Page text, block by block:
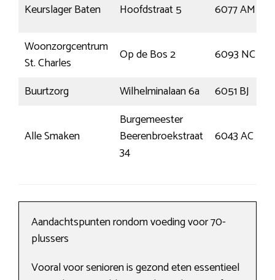
Keurslager Baten
Hoofdstraat 5
6077 AM
Woonzorgcentrum
St. Charles
Op de Bos 2
6093 NC
Buurtzorg
Wilhelminalaan 6a 6051 BJ
Alle Smaken
Burgemeester
Beerenbroekstraat
34
6043 AC
Aandachtspunten rondom voeding voor 70-
plussers
Vooral voor senioren is gezond eten essentieel